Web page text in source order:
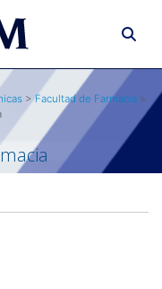
>Facultad de Farmacia>